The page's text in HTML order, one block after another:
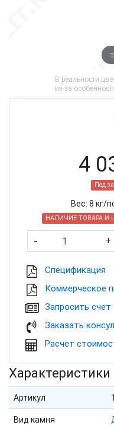
В реальности
из-за
4
Под
Вес: 8 кг/
НАЛИЧИЕ ТОВАРА И
- +
Cпецификация
Коммерческое
Запросить счет
Заказать
Расчет
Характеристики
Артикул
Вид камня